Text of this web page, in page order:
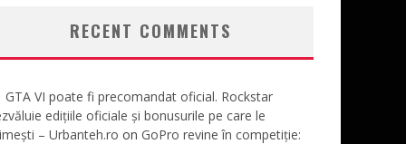
RECENT COMMENTS
GTA VI poate fi precomandat oficial. Rockstar
edițiile oficiale și bonusurile pe care le
– Urbanteh.ro on GoPro revine în competiție: